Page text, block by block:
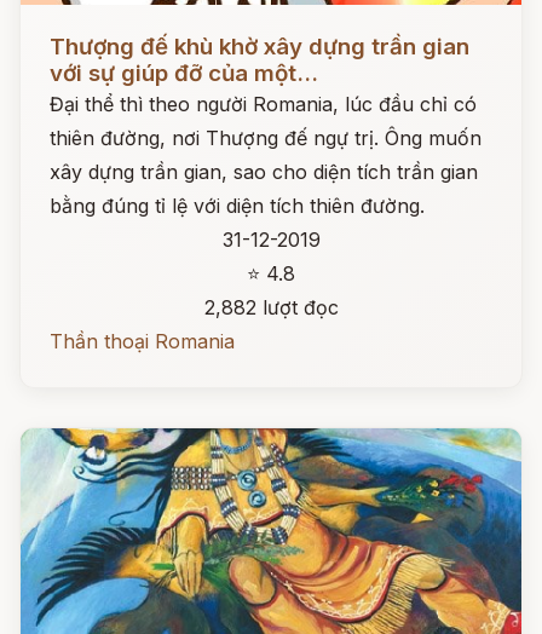
Thượng đế khù khờ xây dựng trần gian
với sự giúp đỡ của một...
Đại thể thì theo người Romania, lúc đầu chỉ có
thiên đường, nơi Thượng đế ngự trị. Ông muốn
xây dựng trần gian, sao cho diện tích trần gian
bằng đúng tỉ lệ với diện tích thiên đường.
31-12-2019
⭐ 4.8
2,882 lượt đọc
Thần thoại Romania